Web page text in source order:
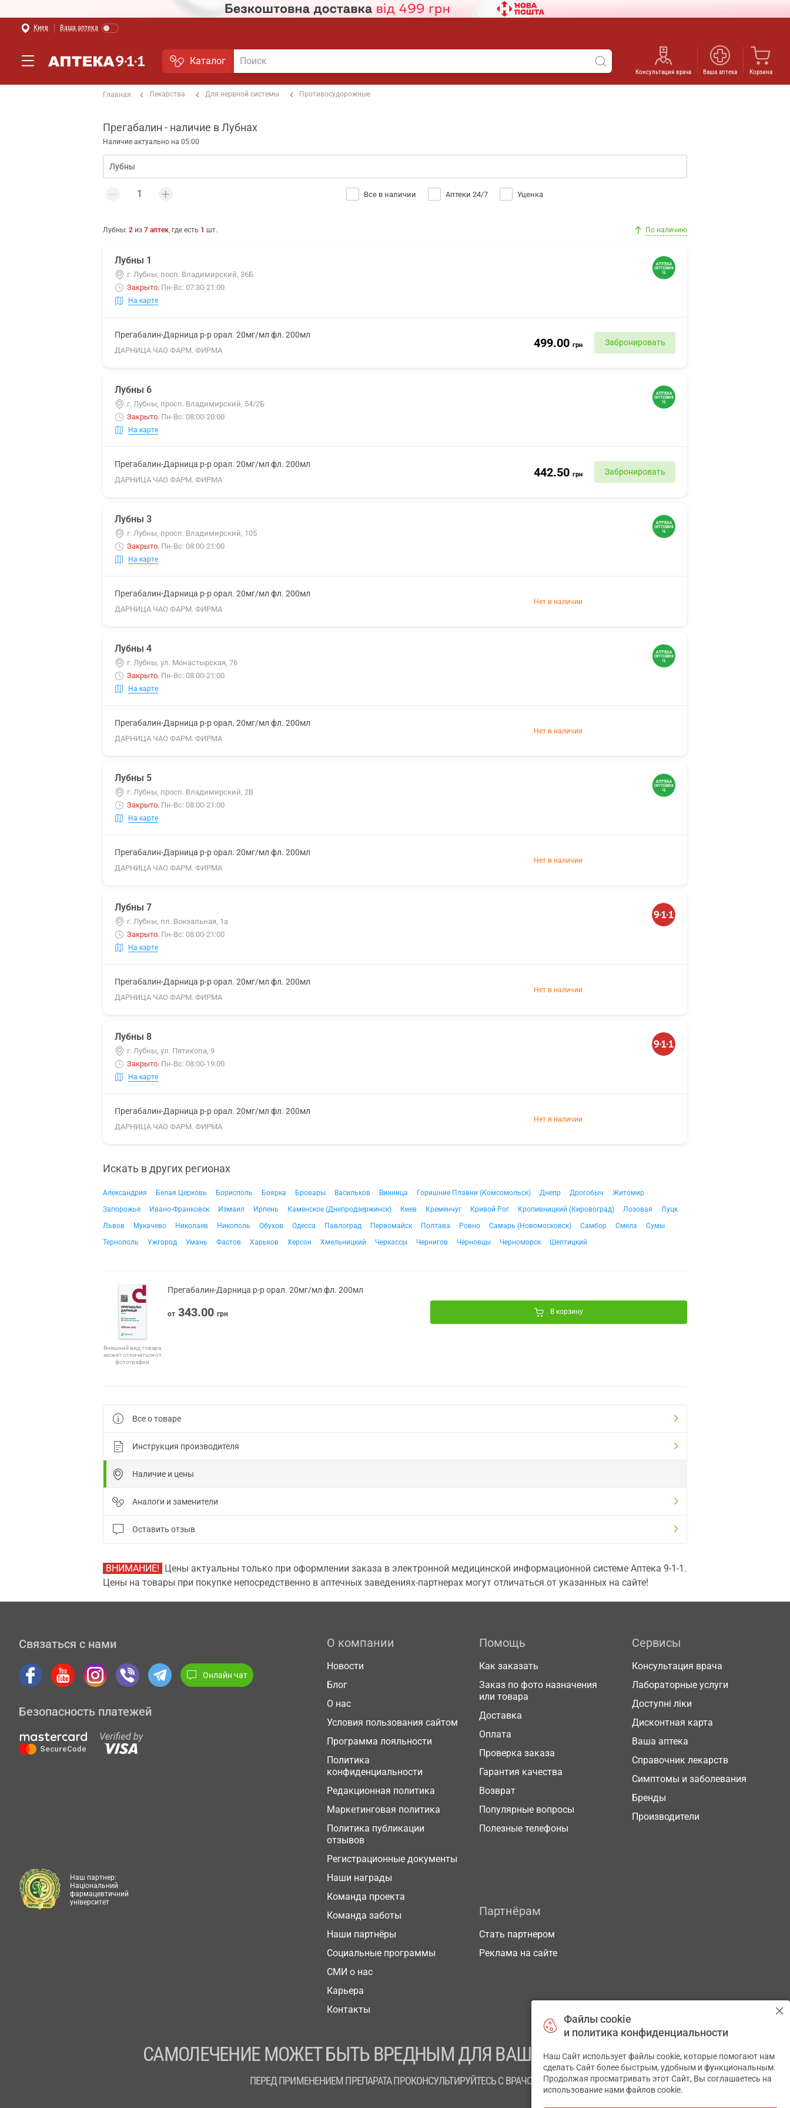
Киев Ваша аптека
Каталог
Консультация врача Ваша аптека Корзина
Главная Лекарства Для нервной системы Противосудорожные
Прегабалин - наличие в Лубнах
Наличие актуально на 05:00
Все в наличии Аптеки 24/7 Уценка
Лубны: 2 из 7 аптек, где есть 1 шт. По наличию
Лубны 1
г. Лубны, посп. Владимирский, 36Б
Закрыто. Пн-Вс: 07:30-21:00
На карте
Прегабалин-Дарница р-р орал. 20мг/мл фл. 200мл
ДАРНИЦА ЧАО ФАРМ. ФИРМА
499.00 грн Забронировать
Лубны 6
г. Лубны, просп. Владимирский, 54/2Б
Закрыто. Пн-Вс: 08:00-20:00
На карте
Прегабалин-Дарница р-р орал. 20мг/мл фл. 200мл
ДАРНИЦА ЧАО ФАРМ. ФИРМА
442.50 грн Забронировать
Лубны 3
г. Лубны, просп. Владимирский, 105
Закрыто. Пн-Вс: 08:00-21:00
На карте
Прегабалин-Дарница р-р орал. 20мг/мл фл. 200мл
ДАРНИЦА ЧАО ФАРМ. ФИРМА
Нет в наличии
Лубны 4
г. Лубны, ул. Монастырская, 76
Закрыто. Пн-Вс: 08:00-21:00
На карте
Прегабалин-Дарница р-р орал. 20мг/мл фл. 200мл
ДАРНИЦА ЧАО ФАРМ. ФИРМА
Нет в наличии
Лубны 5
г. Лубны, просп. Владимирский, 2В
Закрыто. Пн-Вс: 08:00-21:00
На карте
Прегабалин-Дарница р-р орал. 20мг/мл фл. 200мл
ДАРНИЦА ЧАО ФАРМ. ФИРМА
Нет в наличии
Лубны 7
г. Лубны, пл. Вокзальная, 1а
Закрыто. Пн-Вс: 08:00-21:00
На карте
Прегабалин-Дарница р-р орал. 20мг/мл фл. 200мл
ДАРНИЦА ЧАО ФАРМ. ФИРМА
Нет в наличии
Лубны 8
г. Лубны, ул. Пятикопа, 9
Закрыто. Пн-Вс: 08:00-19:00
На карте
Прегабалин-Дарница р-р орал. 20мг/мл фл. 200мл
ДАРНИЦА ЧАО ФАРМ. ФИРМА
Нет в наличии
Искать в других регионах
Александрия Белая Церковь Борисполь Боярка Бровары Васильков Винница Горишние Плавни (Комсомольск) Днепр Дрогобыч
Житомир
Запорожье
Ивано-Франковск Измаил Ирпень Каменское (Днепродзержинск) Киев Кременчуг Кривой Рог Кропивницкий (Кировоград) Лозовая
Луцк
Львов
Мукачево Николаев Никополь Обухов Одесса Павлоград Первомайск Полтава Ровно Самарь (Новомосковск) Самбор Смела
Сумы
Тернополь
Ужгород Умань Фастов Харьков Херсон Хмельницкий Черкассы Чернигов Черновцы Черноморск Шептицкий
Внешний вид товара
может отличаться от
фотографии
Прегабалин-Дарница р-р орал. 20мг/мл фл. 200мл
от 343.00 грн В корзину
Все о товаре
Инструкция производителя
Наличие и цены
Аналоги и заменители
Оставить отзыв
ВНИМАНИЕ! Цены актуальны только при оформлении заказа в электронной медицинской информационной системе Аптека 9-1-1.
Цены на товары при покупке непосредственно в аптечных заведениях-партнерах могут отличаться от указанных на сайте!
Связаться с нами
Онлайн чат
Безопасность платежей
О компании
Новости
Блог
О нас
Условия пользования сайтом
Программа лояльности
Политика
конфиденциальности
Редакционная политика
Маркетинговая политика
Политика публикации
отзывов
Регистрационные документы
Наши награды
Команда проекта
Команда заботы
Наши партнёры
Социальные программы
СМИ о нас
Карьера
Контакты
Помощь
Как заказать
Заказ по фото назначения
или товара
Доставка
Оплата
Проверка заказа
Гарантия качества
Возврат
Популярные вопросы
Полезные телефоны
Сервисы
Консультация врача
Лабораторные услуги
Доступні ліки
Дисконтная карта
Ваша аптека
Справочник лекарств
Симптомы и заболевания
Бренды
Производители
Партнёрам
Стать партнером
Реклама на сайте
Наш партнер:
Національний
фармацевтичний
університет
САМОЛЕЧЕНИЕ МОЖЕТ БЫТЬ ВРЕДНЫМ ДЛЯ ВАШЕГО ЗДОРОВЬЯ
ПЕРЕД ПРИМЕНЕНИЕМ ПРЕПАРАТА ПРОКОНСУЛЬТИРУЙТЕСЬ С ВРАЧОМ
Файлы cookie
и политика конфиденциальности
Наш Сайт использует файлы cookie, которые помогают нам
сделать Сайт более быстрым, удобным и функциональным.
Продолжая просматривать этот Сайт, Вы соглашаетесь на
использование нами файлов cookie.
✕